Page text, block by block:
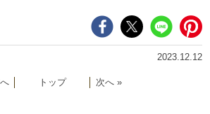
│ トップ 次へ »
2023.12.12